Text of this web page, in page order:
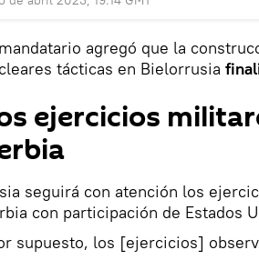
agregó que la
tácticas en Bielorrusia
ejercicios
seguirá con atención los
con participación de Estados
supuesto, los [ejercicios]